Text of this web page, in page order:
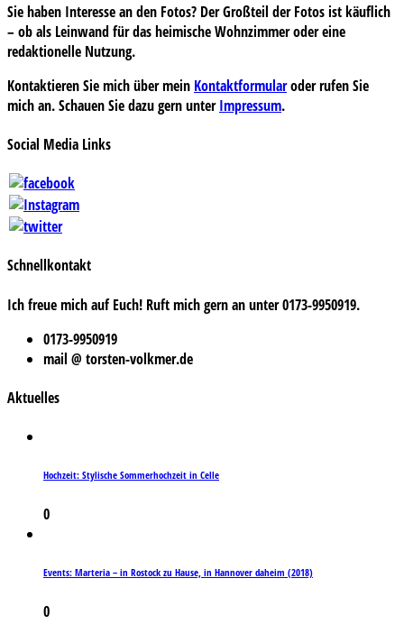
Sie haben Interesse an den Fotos? Der Großteil der Fotos ist käuflich
– ob als Leinwand für das heimische Wohnzimmer oder eine
redaktionelle Nutzung.
Kontaktieren Sie mich über mein Kontaktformularoder rufen Sie
mich an. Schauen Sie dazu gern unterImpressum.
Social Media Links
Schnellkontakt
Ich freue mich auf Euch! Ruft mich gern an unter 0173-9950919.
0173-9950919
mail @ torsten-volkmer.de
Aktuelles
Hochzeit: Stylische Sommerhochzeit in Celle
0
Events: Marteria – in Rostock zu Hause, in Hannover daheim (2018)
0